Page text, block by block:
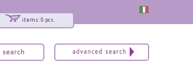
items: 0 pcs.